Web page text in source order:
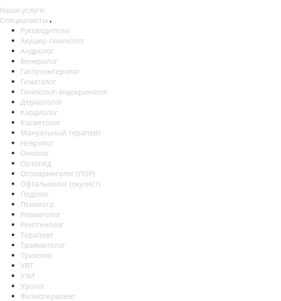
Наши услуги
Специалисты
Руководители
Акушер-гинеколог
Андролог
Венеролог
Гастроэнтеролог
Гематолог
Гинеколог-эндокринолог
Дерматолог
Кардиолог
Косметолог
Мануальный терапевт
Невролог
Онколог
Ортопед
Отоларинголог (ЛОР)
Офтальмолог (окулист)
Подолог
Психиатр
Ревматолог
Рентгенолог
Терапевт
Травматолог
Трихолог
УВТ
УЗИ
Уролог
Физиотерапевт